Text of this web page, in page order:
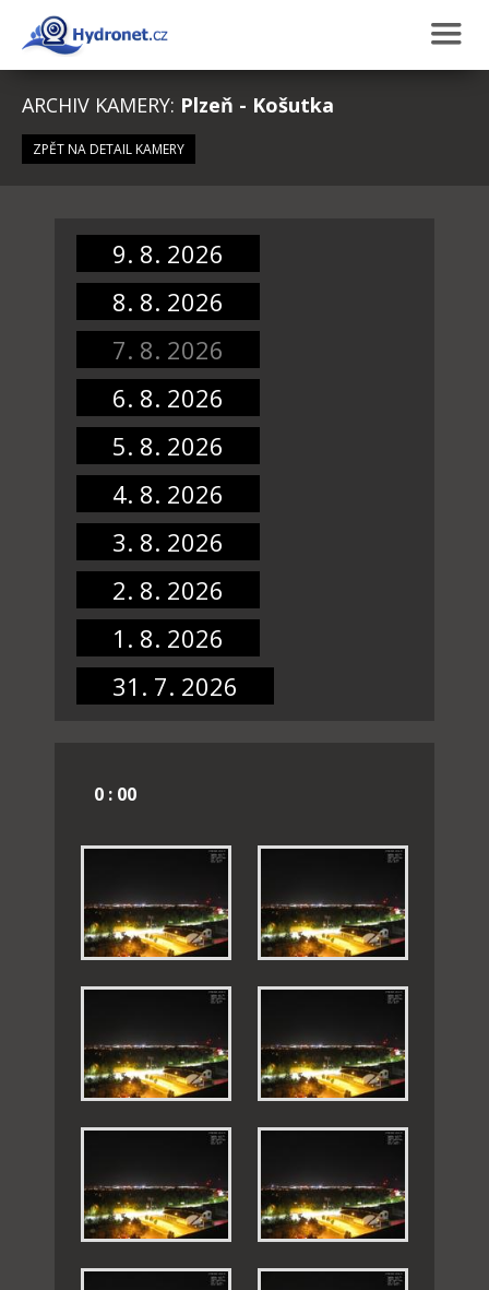
ARCHIV KAMERY: Plzeň - Košutka
ZPĚT NA DETAIL KAMERY
9. 8. 2026
8. 8. 2026
7. 8. 2026
6. 8. 2026
5. 8. 2026
4. 8. 2026
3. 8. 2026
2. 8. 2026
1. 8. 2026
31. 7. 2026
0 : 00